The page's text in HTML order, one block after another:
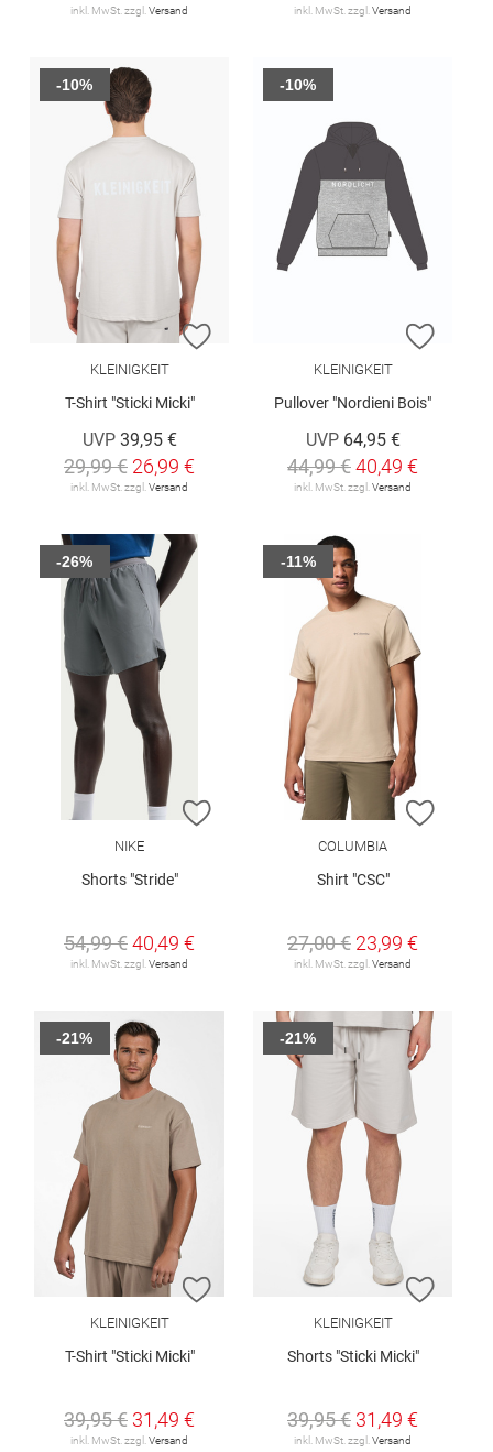
inkl. MwSt. zzgl.Versand inkl. MwSt. zzgl.Versand
ZUR WUNSCHLISTE HINZUFÜGEN
KLEINIGKEIT
T-Shirt "Sticki Micki"
UVP 39,95 €
29,99 € 26,99 €
inkl. MwSt. zzgl.Versand
-10%
ZUR
KLEINIGKEIT
Pullover "Nordieni Bois"
UVP 64,95 €
44,99 €40,49 €
inkl. MwSt. zzgl.Versand
-10%
ZUR WUNSCHLISTE HINZUFÜGEN
NIKE
Shorts "Stride"
54,99 €40,49 €
inkl. MwSt. zzgl. Versand
-26%
ZUR
COLUMBIA
Shirt "CSC"
27,00 € 23,99 €
inkl. MwSt. zzgl. Versand
-11%
ZUR WUNSCHLISTE HINZUFÜGEN
KLEINIGKEIT
T-Shirt "Sticki Micki"
39,95 € 31,49 €
inkl. MwSt. zzgl. Versand
-21%
ZUR
KLEINIGKEIT
Shorts "Sticki Micki"
39,95 € 31,49 €
inkl. MwSt. zzgl. Versand
-21%